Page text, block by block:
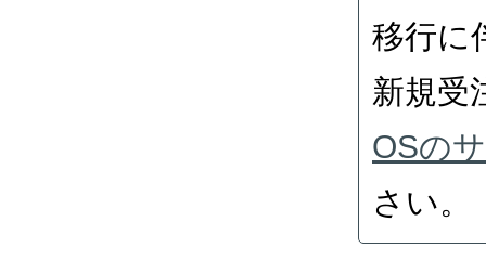
移行に
新規受
OSの
さい。